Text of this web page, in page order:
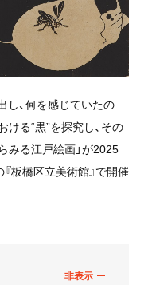
し、何を感じていたの
る“黒”を探究し、その
みる江戸絵画」が2025
『板橋区立美術館』で開催